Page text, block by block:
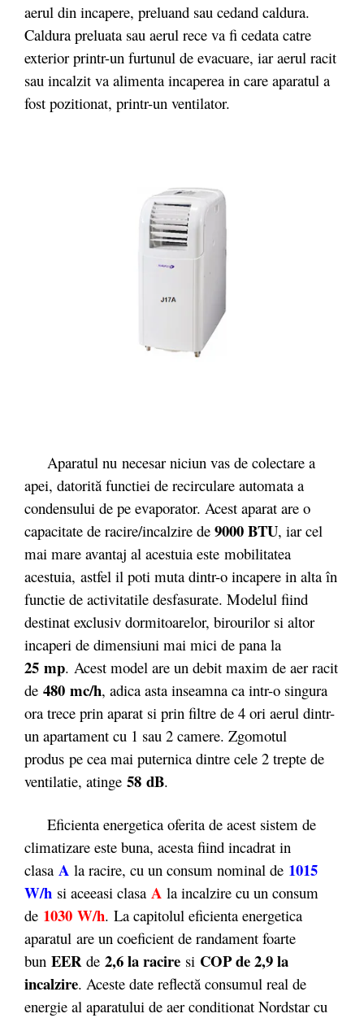
aerul din incapere, preluand sau cedand caldura.
Caldura preluata sau aerul rece va fi cedata catre
exterior printr-un furtunul de evacuare, iar aerul racit
sau incalzit va alimenta incaperea in care aparatul a
fost pozitionat, printr-un ventilator.
Aparatul nu necesar niciun vas de colectare a
apei, datorită functiei de recirculare automata a
condensului de pe evaporator. Acest aparat are o
capacitate de racire/incalzire de 9000 BTU, iar cel
mai mare avantaj al acestuia este mobilitatea
acestuia, astfel il poti muta dintr-o incapere in alta în
functie de activitatile desfasurate. Modelul fiind
destinat exclusiv dormitoarelor, birourilor si altor
incaperi de dimensiuni mai mici de pana la
25 mp. Acest model are un debit maxim de aer racit
de 480 mc/h, adica asta inseamna ca intr-o singura
ora trece prin aparat si prin filtre de 4 ori aerul dintr-
un apartament cu 1 sau 2 camere. Zgomotul
produs pe cea mai puternica dintre cele 2 trepte de
ventilatie, atinge 58 dB.
Eficienta energetica oferita de acest sistem de
climatizare este buna, acesta fiind incadrat in
clasa A la racire, cu un consum nominal de 1015
W/h si aceeasi clasa A la incalzire cu un consum
de 1030 W/h. La capitolul eficienta energetica
aparatul are un coeficient de randament foarte
bun EER de 2,6 la racire si COP de 2,9 la
incalzire. Aceste date reflectă consumul real de
energie al aparatului de aer conditionat Nordstar cu